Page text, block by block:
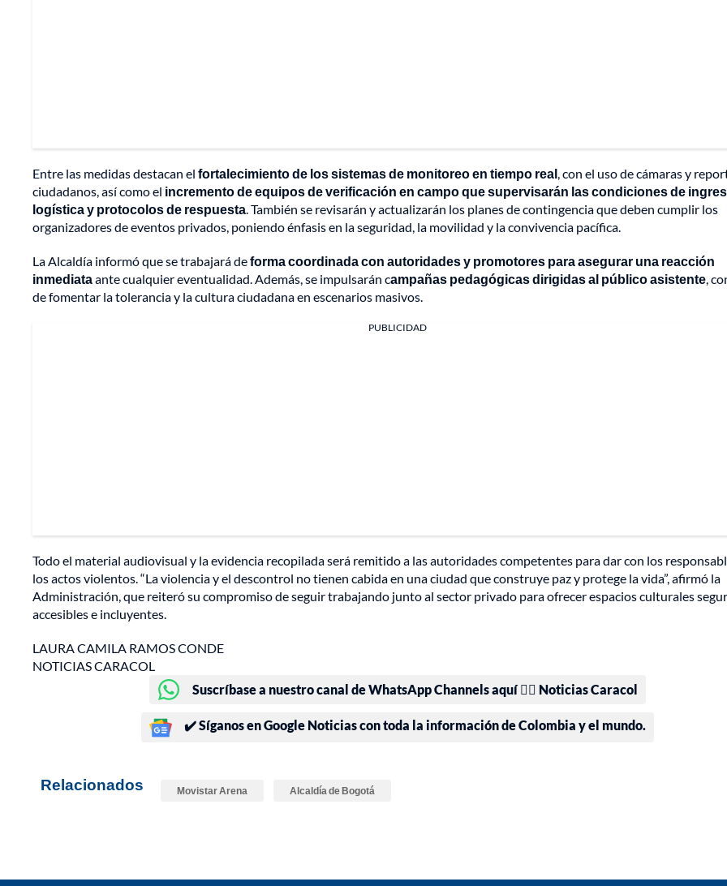
Entre las medidas destacan el fortalecimiento de los sistemas de monitoreo en tiempo real, con el uso de cámaras y
ciudadanos, así como el incremento de equipos de verificación en campo que supervisarán las condiciones de
logística y protocolos de respuesta. También se revisarán y actualizarán los planes de contingencia que deben cumplir los
organizadores de eventos privados, poniendo énfasis en la seguridad, la movilidad y la convivencia pacífica.
La Alcaldía informó que se trabajará deforma coordinada con autoridades y promotores para asegurar una reacción
inmediataante cualquier eventualidad. Además, se impulsarán campañas pedagógicas dirigidas al público asistente,
de fomentar la tolerancia y la cultura ciudadana en escenarios masivos.
PUBLICIDAD
Todo el material audiovisual y la evidencia recopilada será remitido a las autoridades competentes para dar con los
los actos violentos. “La violencia y el descontrol no tienen cabida en una ciudad que construye paz y protege la vida”, afirmó la
Administración, que reiteró su compromiso de seguir trabajando junto al sector privado para ofrecer espacios culturales
accesibles e incluyentes.
LAURA CAMILA RAMOS CONDE
NOTICIAS CARACOL
Suscríbase a nuestro canal de WhatsApp Channels aquí 👉🏻 Noticias Caracol
✔️ Síganos en Google Noticias con toda la información de Colombia y el mundo.
Relacionados Movistar Arena Alcaldía de Bogotá